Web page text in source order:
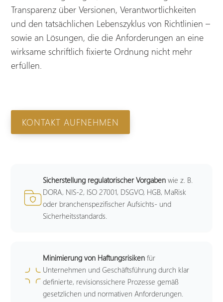
Transparenz über Versionen, Verantwortlichkeiten
und den tatsächlichen Lebenszyklus von Richtlinien –
sowie an Lösungen, die die Anforderungen an eine
wirksame schriftlich fixierte Ordnung nicht mehr
erfüllen.
KONTAKT AUFNEHMEN
Sicherstellung regulatorischer Vorgaben wie z. B.
DORA, NIS-2, ISO 27001, DSGVO, HGB, MaRisk
oder branchenspezifischer Aufsichts- und
Sicherheitsstandards.
Minimierung von Haftungsrisiken für
Unternehmen und Geschäftsführung durch klar
definierte, revisionssichere Prozesse gemäß
gesetzlichen und normativen Anforderungen.